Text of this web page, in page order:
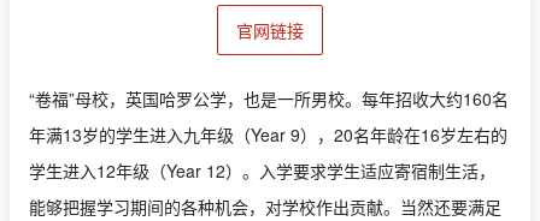
官网链接
“卷福”母校，英国哈罗公学，也是一所男校。每年招收大约160名
年满13岁的学生进入九年级（Year 9），20名年龄在16岁左右的
学生进入12年级（Year 12）。入学要求学生适应寄宿制生活，
能够把握学习期间的各种机会，对学校作出贡献。当然还要满足